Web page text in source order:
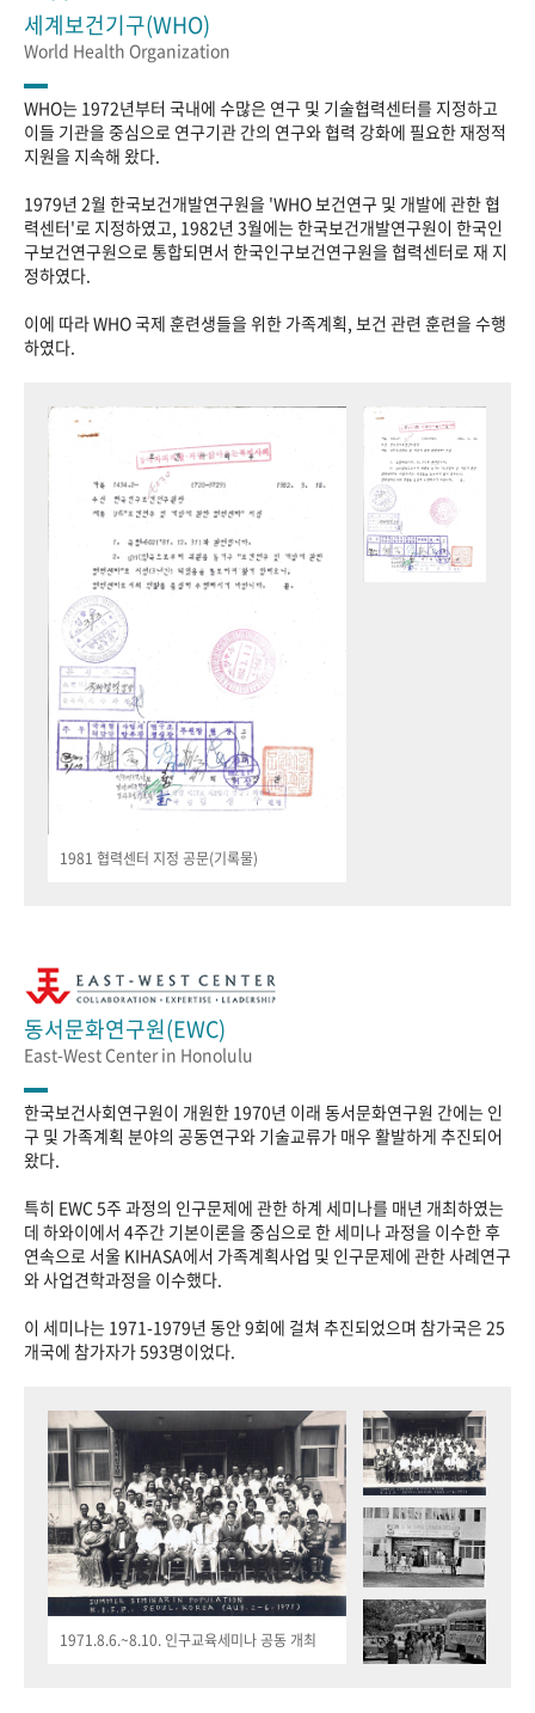
세계보건기구(WHO)
World Health Organization
WHO는 1972년부터 국내에 수많은 연구 및 기술협력센터를 지정하고
이들 기관을 중심으로 연구기관 간의 연구와 협력 강화에 필요한 재정적
지원을 지속해 왔다.
1979년 2월 한국보건개발연구원을 'WHO 보건연구 및 개발에 관한 협
력센터'로 지정하였고, 1982년 3월에는 한국보건개발연구원이 한국인
구보건연구원으로 통합되면서 한국인구보건연구원을 협력센터로 재 지
정하였다.
이에 따라 WHO 국제 훈련생들을 위한 가족계획, 보건 관련 훈련을 수행
하였다.
1981 협력센터 지정 공문(기록물)
동서문화연구원(EWC)
East-West Center in Honolulu
한국보건사회연구원이 개원한 1970년 이래 동서문화연구원 간에는 인
구 및 가족계획 분야의 공동연구와 기술교류가 매우 활발하게 추진되어
왔다.
특히 EWC 5주 과정의 인구문제에 관한 하계 세미나를 매년 개최하였는
데 하와이에서 4주간 기본이론을 중심으로 한 세미나 과정을 이수한 후
연속으로 서울 KIHASA에서 가족계획사업 및 인구문제에 관한 사례연구
와 사업견학과정을 이수했다.
이 세미나는 1971-1979년 동안 9회에 걸쳐 추진되었으며 참가국은 25
개국에 참가자가 593명이었다.
1971.8.6.~8.10. 인구교육세미나 공동 개최